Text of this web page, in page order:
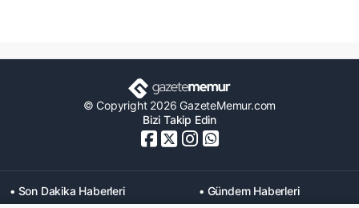
© Copyright 2026 GazeteMemur.com
Bizi Takip Edin
• Son Dakika Haberleri
• Gündem Haberleri